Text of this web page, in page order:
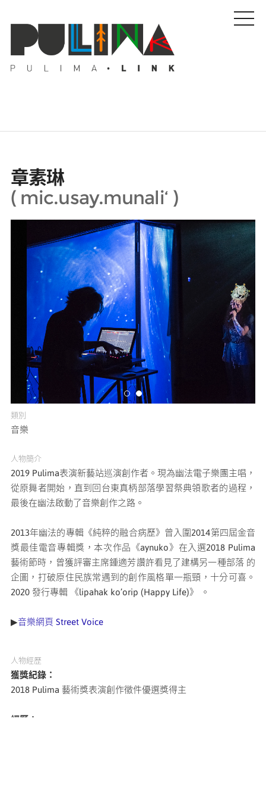
藝壇人物
Pulima藝術獎
活動專區
媒體專區
原住民族文化藝術補助成果專區
展演櫥窗
關於我們
章素琳
( mic.usay.munali‘ )
類別
音樂
人物簡介
2019 Pulima表演新藝站巡演創作者。現為幽法電子樂團主唱，
從原舞者開始，直到回台東真柄部落學習祭典領歌者的過程，
最後在幽法啟動了音樂創作之路。
2013年幽法的專輯《純粹的融合病歷》曾入圍2014第四屆金音
獎最佳電音專輯獎，本次作品《aynuko》在入選2018 Pulima
藝術節時，曾獲評審主席鍾適芳讚許看見了建構另一種部落 的
企圖，打破原住⺠族常遇到的創作風格單一瓶頸，十分可喜。
2020 發行專輯 《lipahak ko’orip (Happy Life)》 。
▶音樂網頁 Street Voice
人物經歷
獲獎紀錄：
2018 Pulima 藝術獎表演創作徵件優選獎得主
經歷：